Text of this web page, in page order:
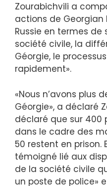
Zourabichvili a
actions de Georgian
Russie en termes de
société civile, la
Géorgie, le
rapidement».
«Nous n’avons plus
Géorgie», a déclaré
déclaré que sur 400
dans le cadre des
50 restent en prison.
témoigné lié aux
de la société civile
un poste de police»